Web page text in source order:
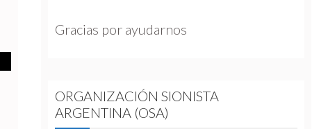
Gracias por ayudarnos
ORGANIZACIÓN SIONISTA
ARGENTINA (OSA)